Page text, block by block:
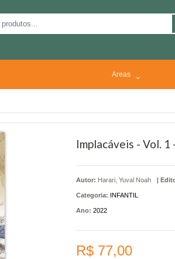
Areas
Implacáveis - Vol. 1
Autor: Harari, Yuval Noah |
Categoria: INFANTIL
Ano: 2022
R$ 77,00